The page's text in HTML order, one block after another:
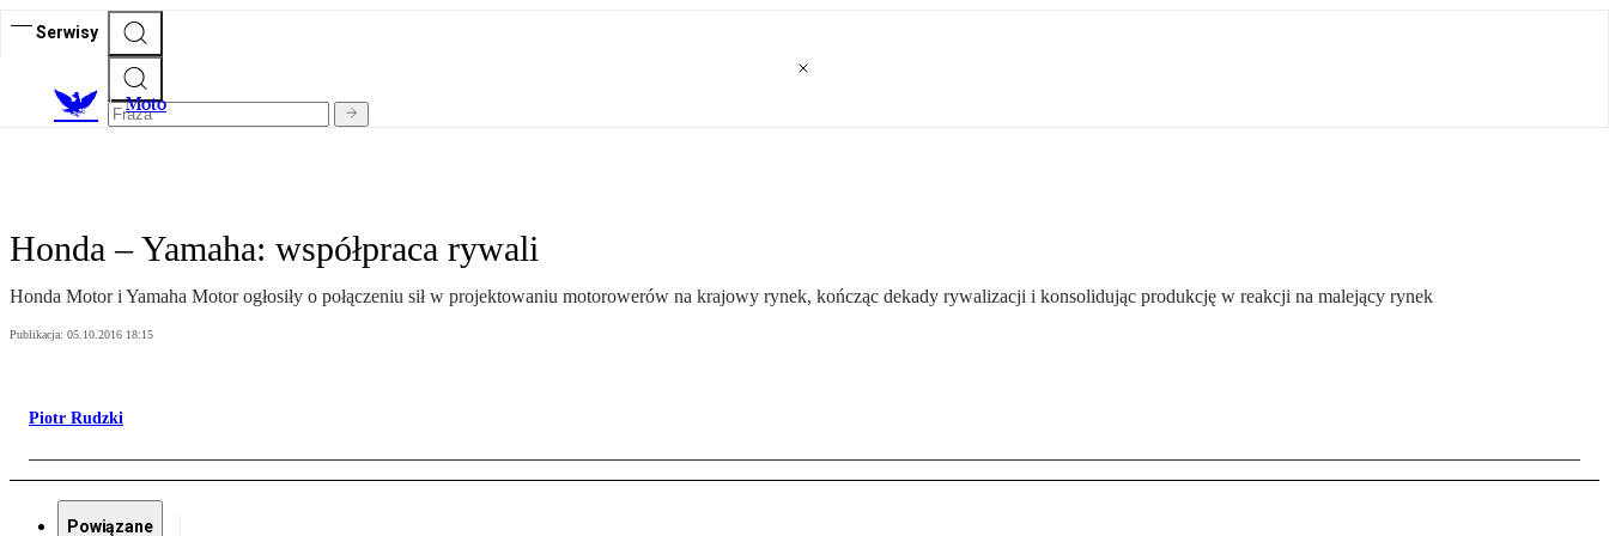
Serwisy
Moto
Honda – Yamaha: współpraca rywali
Honda Motor i Yamaha Motor ogłosiły o połączeniu sił w projektowaniu motorowerów na krajowy rynek, kończąc dekady rywalizacji i konsolidując produkcję w reakcji na malejący rynek
Publikacja: 05.10.2016 18:15
Piotr Rudzki
Powiązane